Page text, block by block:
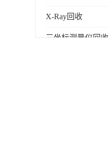
X-Ray回收
三坐标测量仪回收